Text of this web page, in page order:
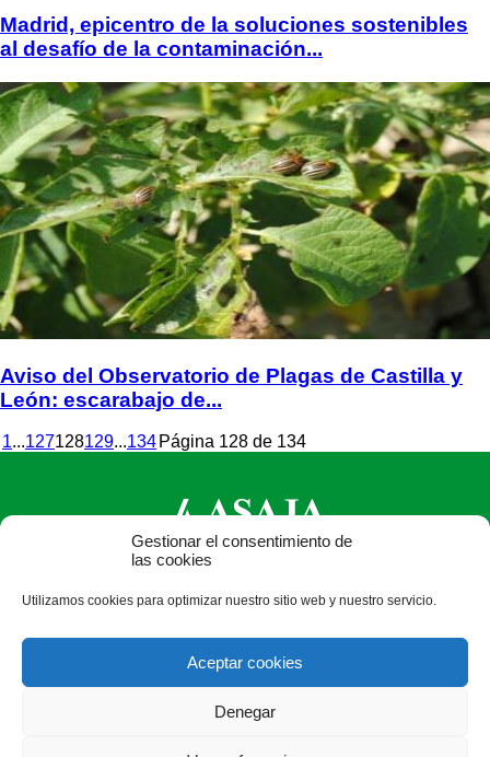
Gestionar el consentimiento de
las cookies
Utilizamos cookies para optimizar nuestro sitio web y nuestro servicio.
Aceptar cookies
Denegar
Madrid, epicentro de la soluciones sostenibles
al desafío de la contaminación...
Aviso del Observatorio de Plagas de Castilla y
León: escarabajo de...
1...127128129...134 Página 128 de 134
Valladolid - España · Tel.: +34 983 472 350 ·
info@asajacyl.com